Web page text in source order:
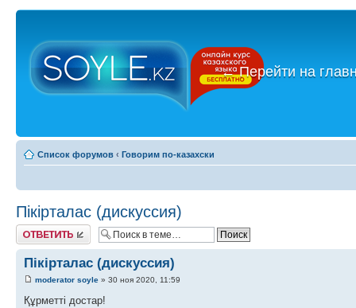
←Перейти на
Список форумов ‹ Говорим по-казахски
Пікірталас (дискуссия)
Ответить
Пікірталас (дискуссия)
moderator soyle » 30 ноя 2020, 11:59
Құрметті достар!